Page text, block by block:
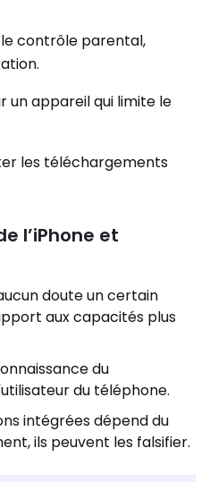
contrôle parental,
un appareil qui limite le
les téléchargements
l’iPhone et
doute un certain
aux capacités plus
du
du téléphone.
intégrées dépend du
ils peuvent les falsifier.